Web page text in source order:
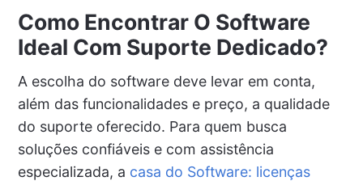
Como Encontrar O Software
Ideal Com Suporte Dedicado?
A escolha do software deve levar em conta,
além das funcionalidades e preço, a qualidade
do suporte oferecido. Para quem busca
soluções confiáveis e com assistência
especializada, a casa do Software: licenças